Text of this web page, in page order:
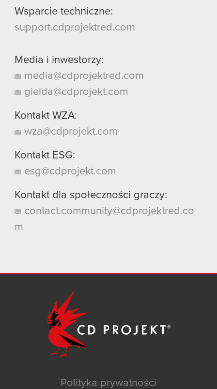
Wsparcie techniczne:
support.cdprojektred.com
Media i inwestorzy:
media@cdprojektred.com
gielda@cdprojekt.com
Kontakt WZA:
wza@cdprojekt.com
Kontakt ESG:
esg@cdprojekt.com
Kontakt dla społeczności graczy:
contact.community@cdprojektred.co
m
Polityka prywatności